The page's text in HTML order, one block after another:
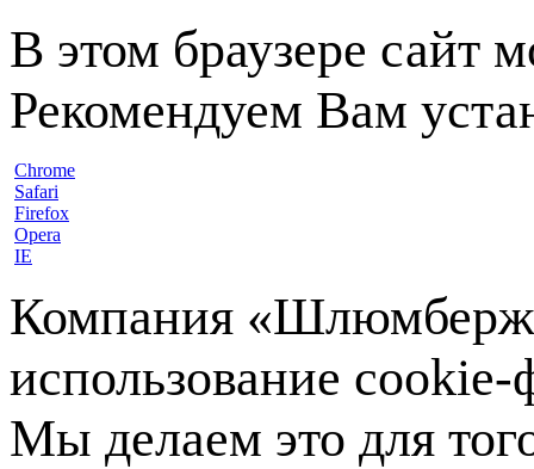
В этом браузере сайт
Рекомендуем Вам
Chrome
Safari
Firefox
Opera
IE
Компания
использование
Мы делаем это для